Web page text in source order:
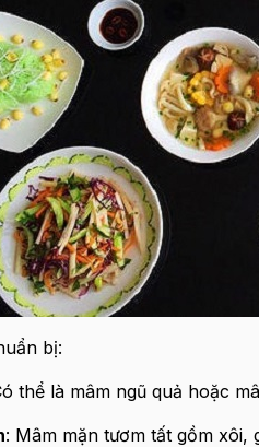
bị:
thể là mâm ngũ quả hoặc
: Mâm mặn tươm tất gồm